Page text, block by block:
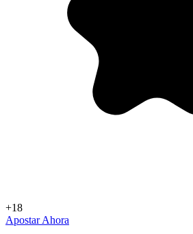
+18
Apostar Ahora